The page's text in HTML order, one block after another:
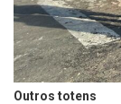
Outros totens